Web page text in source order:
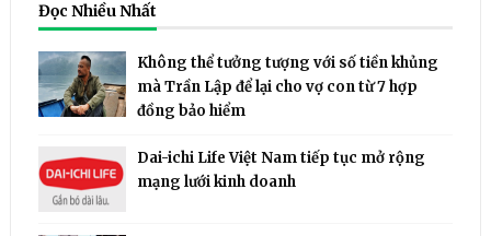
Đọc Nhiều Nhất
Không thể tưởng tượng với số tiền khủng
mà Trần Lập để lại cho vợ con từ 7 hợp
đồng bảo hiểm
Dai-ichi Life Việt Nam tiếp tục mở rộng
mạng lưới kinh doanh